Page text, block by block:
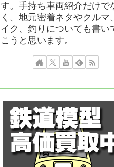
す。手持ち車両紹介だけで
く、地元密着ネタやクルマ
イク、釣りについても書い
こうと思います。